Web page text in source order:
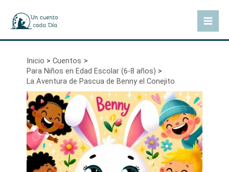
contenido
Inicio
Cuentos
Para Niños en Edad Escolar (6-8 años)
La Aventura de Pascua de Benny el Conejito